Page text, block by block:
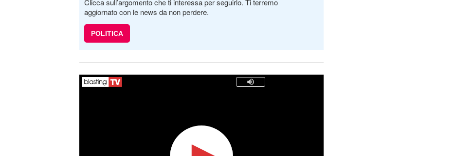
Clicca sull’argomento che ti interessa per seguirlo. Ti terremo
aggiornato con le news da non perdere.
POLITICA